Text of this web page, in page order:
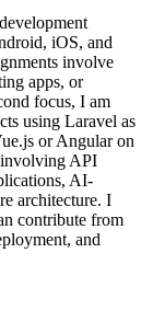
iOS, and
involve
apps, or
focus, I am
using Laravel as
or Angular on
API
AI-
architecture. I
contribute from
and